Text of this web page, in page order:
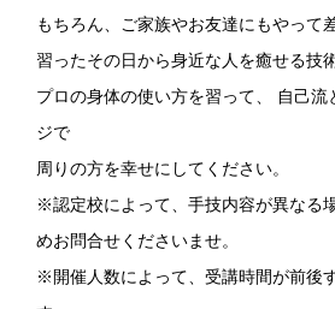
もちろん、ご家族やお友達にもやって
習ったその日から身近な人を癒せる技術
プロの身体の使い方を習って、 自己流
ジで
周りの方を幸せにしてください。
※認定校によって、手技内容が異なる
めお問合せくださいませ。
※開催人数によって、受講時間が前後